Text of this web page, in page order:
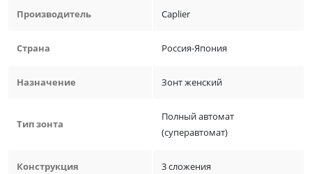
Производитель Caplier
Страна Россия-Япония
Назначение Зонт женский
Тип зонта
Полный автомат
(суперавтомат)
Конструкция 3 сложения